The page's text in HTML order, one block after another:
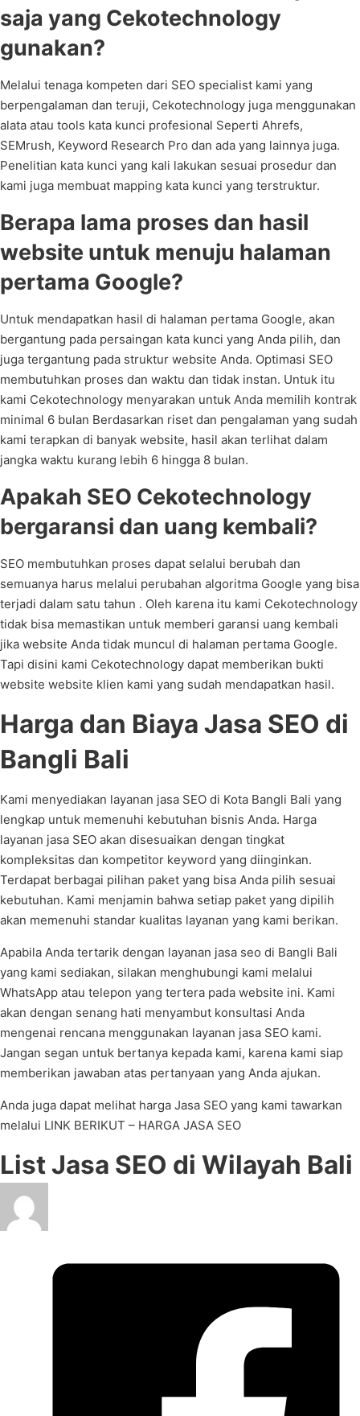
saja yang Cekotechnology
gunakan?
Melalui tenaga kompeten dari SEO specialist kami yang
berpengalaman dan teruji, Cekotechnology juga menggunakan
alata atau tools kata kunci profesional Seperti Ahrefs,
SEMrush, Keyword Research Pro dan ada yang lainnya juga.
Penelitian kata kunci yang kali lakukan sesuai prosedur dan
kami juga membuat mapping kata kunci yang terstruktur.
Berapa lama proses dan hasil
website untuk menuju halaman
pertama Google?
Untuk mendapatkan hasil di halaman pertama Google, akan
bergantung pada persaingan kata kunci yang Anda pilih, dan
juga tergantung pada struktur website Anda. Optimasi SEO
membutuhkan proses dan waktu dan tidak instan. Untuk itu
kami Cekotechnology menyarakan untuk Anda memilih kontrak
minimal 6 bulan Berdasarkan riset dan pengalaman yang sudah
kami terapkan di banyak website, hasil akan terlihat dalam
jangka waktu kurang lebih 6 hingga 8 bulan.
Apakah SEO Cekotechnology
bergaransi dan uang kembali?
SEO membutuhkan proses dapat selalui berubah dan
semuanya harus melalui perubahan algoritma Google yang bisa
terjadi dalam satu tahun . Oleh karena itu kami Cekotechnology
tidak bisa memastikan untuk memberi garansi uang kembali
jika website Anda tidak muncul di halaman pertama Google.
Tapi disini kami Cekotechnology dapat memberikan bukti
website website klien kami yang sudah mendapatkan hasil.
Harga dan Biaya Jasa SEO di
Bangli Bali
Kami menyediakan layanan jasa SEO di Kota Bangli Bali yang
lengkap untuk memenuhi kebutuhan bisnis Anda. Harga
layanan jasa SEO akan disesuaikan dengan tingkat
kompleksitas dan kompetitor keyword yang diinginkan.
Terdapat berbagai pilihan paket yang bisa Anda pilih sesuai
kebutuhan. Kami menjamin bahwa setiap paket yang dipilih
akan memenuhi standar kualitas layanan yang kami berikan.
Apabila Anda tertarik dengan layanan jasa seo di Bangli Bali
yang kami sediakan, silakan menghubungi kami melalui
WhatsApp atau telepon yang tertera pada website ini. Kami
akan dengan senang hati menyambut konsultasi Anda
mengenai rencana menggunakan layanan jasa SEO kami.
Jangan segan untuk bertanya kepada kami, karena kami siap
memberikan jawaban atas pertanyaan yang Anda ajukan.
Anda juga dapat melihat harga Jasa SEO yang kami tawarkan
melalui LINK BERIKUT – HARGA JASA SEO
List Jasa SEO di Wilayah Bali